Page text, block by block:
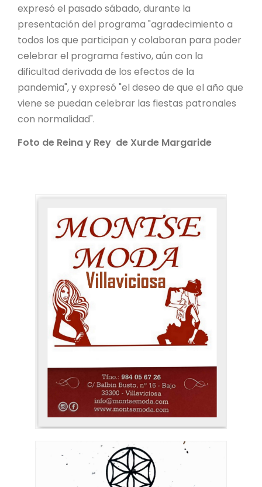
expresó el pasado sábado, durante la
presentación del programa "agradecimiento a
todos los que participan y colaboran para poder
celebrar el programa festivo, aún con la
dificultad derivada de los efectos de la
pandemia", y expresó "el deseo de que el año que
viene se puedan celebrar las fiestas patronales
con normalidad".
Foto de Reina y Rey de Xurde Margaride